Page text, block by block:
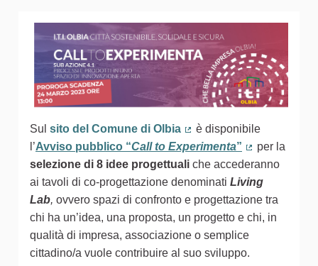
Sul sito del Comune di Olbia
(Collegamento esterno)
è disponibile
l’Avviso pubblico “Call to Experimenta”
per la
selezione di 8 idee progettuali che accederanno
ai tavoli di co-progettazione denominati Living
Lab, ovvero spazi di confronto e progettazione tra
chi ha un’idea, una proposta, un progetto e chi, in
qualità di impresa, associazione o semplice
cittadino/a vuole contribuire al suo sviluppo.